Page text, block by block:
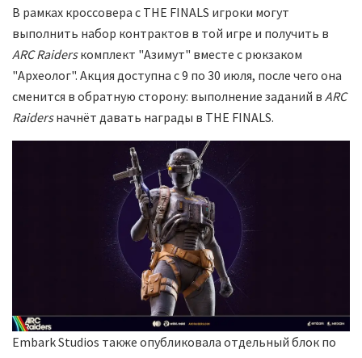
В рамках кроссовера с THE FINALS игроки могут
выполнить набор контрактов в той игре и получить в
ARC Raidersкомплект "Азимут" вместе с рюкзаком
"Археолог". Акция доступна с 9 по 30 июля, после чего она
сменится в обратную сторону: выполнение заданий в ARC
Raidersначнёт давать награды в THE FINALS.
Embark Studios также опубликовала отдельный блок по